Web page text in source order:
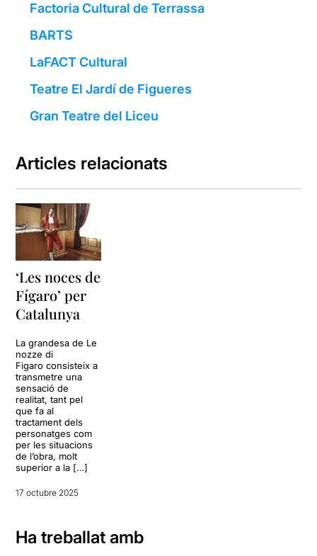
Factoria Cultural de Terrassa
BARTS
LaFACT Cultural
Teatre El Jardí de Figueres
Gran Teatre del Liceu
Articles relacionats
‘Les noces de
Fígaro’ per
Catalunya
La grandesa de Le
nozze di
Figaro consisteix a
transmetre una
sensació de
realitat, tant pel
que fa al
tractament dels
personatges com
per les situacions
de l’obra, molt
superior a la […]
17 octubre 2025
Ha treballat amb